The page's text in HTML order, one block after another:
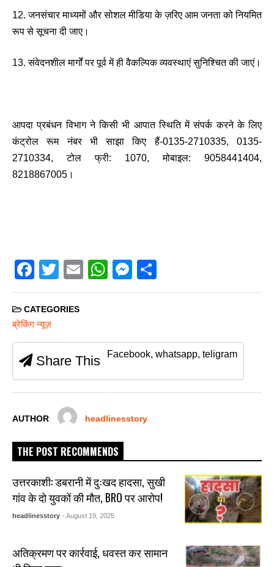
12. जनसंचार माध्यमों और सोशल मीडिया के ज़रिए आम जनता को नियमित
रूप से सूचना दी जाए।
13. संवेदनशील मार्गों पर पूर्व में ही वैकल्पिक व्यवस्थाएं सुनिश्चित की जाएं।
आपदा प्रबंधन विभाग ने किसी भी आपात स्थिति में संपर्क करने के लिए
कंट्रोल रूम नंबर भी साझा किए हैं-0135-2710335, 0135-
2710334, टोल फ्री: 1070, मोबाइल: 9058441404,
8218867005।
F
a
c
e
b
o
o
T
wi
tt
E
m
W
h
A
p
M
e
n
er
h
CATEGORIES
ब्रेकिंग न्यूज़
Share This Facebook, whatsapp, teligram
AUTHOR headlinesstory
THE POST RECOMMENDS
उत्तरकाशी: डबरानी में दुःखद हादसा, सुखी
गांव के दो युवकों की मौत, BRO पर आरोप!
headlinesstory - August 19, 2025
अतिक्रमण पर कार्रवाई, धवस्त कर सामान